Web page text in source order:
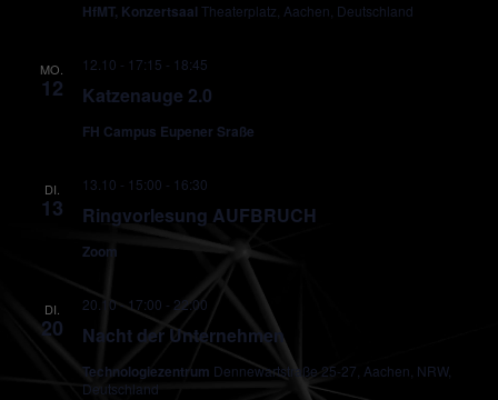
HfMT, Konzertsaal Theaterplatz, Aachen, Deutschland
MO.
12 Katzenauge 2.0
12.10 - 17:15 - 18:45
FH Campus Eupener Sraße
DI.
13 Ringvorlesung AUFBRUCH
13.10 - 15:00 - 16:30
Zoom
DI.
20 Nacht der Unternehmen
20.10 - 17:00 - 22:00
Technologiezentrum Dennewartstraße 25-27, Aachen, NRW,
Deutschland